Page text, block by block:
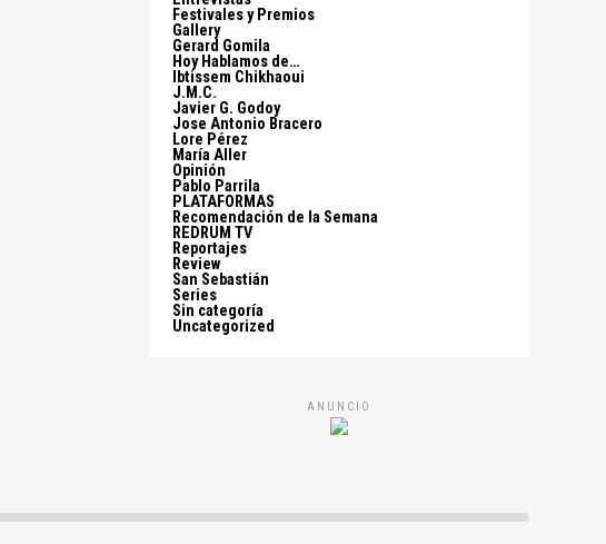
Festivales y Premios
Gallery
Gerard Gomila
Hoy Hablamos de…
Ibtissem Chikhaoui
J.M.C.
Javier G. Godoy
Jose Antonio Bracero
Lore Pérez
María Aller
Opinión
Pablo Parrila
PLATAFORMAS
Recomendación de la Semana
REDRUM TV
Reportajes
Review
San Sebastián
Series
Sin categoría
Uncategorized
ANUNCIO